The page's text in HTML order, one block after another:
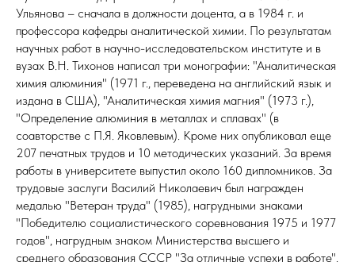
Ульянова – сначала в должности доцента, а в 1984 г. и
профессора кафедры аналитической химии. По результатам
научных работ в научно-исследовательском институте и в
вузах В.Н. Тихонов написал три монографии: "Аналитическая
химия алюминия" (1971 г., переведена на английский язык и
издана в США), "Аналитическая химия магния" (1973 г.),
"Определение алюминия в металлах и сплавах" (в
соавторстве с П.Я. Яковлевым). Кроме них опубликовал еще
207 печатных трудов и 10 методических указаний. За время
работы в университете выпустил около 160 дипломников. За
трудовые заслуги Василий Николаевич был награжден
медалью "Ветеран труда" (1985), нагрудными знаками
"Победителю социалистического соревнования 1975 и 1977
годов", нагрудным знаком Министерства высшего и
среднего образования СССР "За отличные успехи в работе".